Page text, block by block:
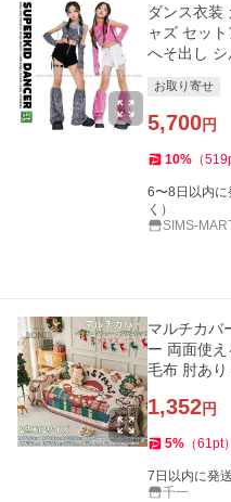
ダンス衣装
ャズ セッ
へそ出し
お取り寄せ
5,700円
10% （519
6〜8日以内
く）
SIMS-
マルチカバー ブラ
ー 両面使
毛布 肘あり
1,352円
5% （61pt）
7日以内に発送
千一